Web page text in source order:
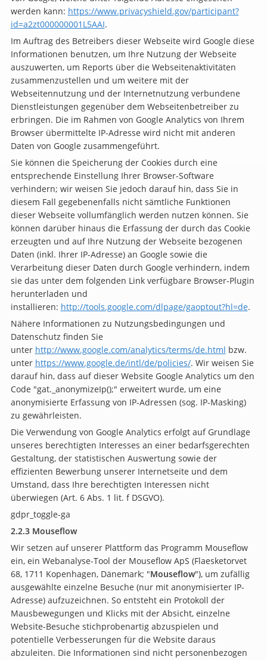
werden kann: https://www.privacyshield.gov/participant?
id=a2zt000000001L5AAI.
Im Auftrag des Betreibers dieser Webseite wird Google diese
Informationen benutzen, um Ihre Nutzung der Webseite
auszuwerten, um Reports über die Webseitenaktivitäten
zusammenzustellen und um weitere mit der
Webseitennutzung und der Internetnutzung verbundene
Dienstleistungen gegenüber dem Webseitenbetreiber zu
erbringen. Die im Rahmen von Google Analytics von Ihrem
Browser übermittelte IP-Adresse wird nicht mit anderen
Daten von Google zusammengeführt.
Sie können die Speicherung der Cookies durch eine
entsprechende Einstellung Ihrer Browser-Software
verhindern; wir weisen Sie jedoch darauf hin, dass Sie in
diesem Fall gegebenenfalls nicht sämtliche Funktionen
dieser Webseite vollumfänglich werden nutzen können. Sie
können darüber hinaus die Erfassung der durch das Cookie
erzeugten und auf Ihre Nutzung der Webseite bezogenen
Daten (inkl. Ihrer IP-Adresse) an Google sowie die
Verarbeitung dieser Daten durch Google verhindern, indem
sie das unter dem folgenden Link verfügbare Browser-Plugin
herunterladen und
installieren: http://tools.google.com/dlpage/gaoptout?hl=de.
Nähere Informationen zu Nutzungsbedingungen und
Datenschutz finden Sie
unter http://www.google.com/analytics/terms/de.html bzw.
unter https://www.google.de/intl/de/policies/. Wir weisen Sie
darauf hin, dass auf dieser Website Google Analytics um den
Code "gat._anonymizeIp();" erweitert wurde, um eine
anonymisierte Erfassung von IP-Adressen (sog. IP-Masking)
zu gewährleisten.
Die Verwendung von Google Analytics erfolgt auf Grundlage
unseres berechtigten Interesses an einer bedarfsgerechten
Gestaltung, der statistischen Auswertung sowie der
effizienten Bewerbung unserer Internetseite und dem
Umstand, dass Ihre berechtigten Interessen nicht
überwiegen (Art. 6 Abs. 1 lit. f DSGVO).
gdpr_toggle-ga
2.2.3 Mouseflow
Wir setzen auf unserer Plattform das Programm Mouseflow
ein, ein Webanalyse-Tool der Mouseflow ApS (Flaesketorvet
68, 1711 Kopenhagen, Dänemark; "Mouseflow"), um zufällig
ausgewählte einzelne Besuche (nur mit anonymisierter IP-
Adresse) aufzuzeichnen. So entsteht ein Protokoll der
Mausbewegungen und Klicks mit der Absicht, einzelne
Website-Besuche stichprobenartig abzuspielen und
potentielle Verbesserungen für die Website daraus
abzuleiten. Die Informationen sind nicht personenbezogen